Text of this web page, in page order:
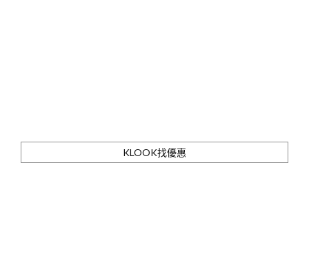
KLOOK找優惠